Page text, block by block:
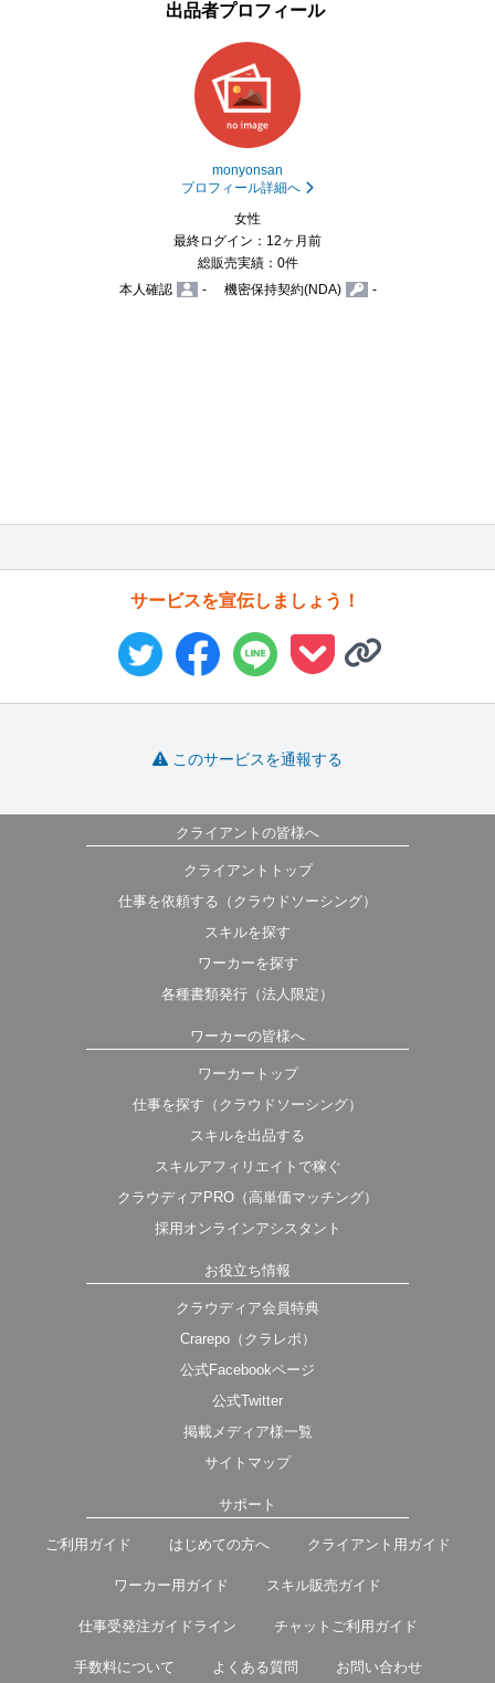
出品者プロフィール
monyonsan
プロフィール詳細へ
女性
最終ログイン：12ヶ月前
総販売実績：0件
本人確認
- 機密保持契約(NDA) -
サービスを宣伝しましょう！
このサービスを通報する
クライアントの皆様へ
クライアントトップ
仕事を依頼する（クラウドソーシング）
スキルを探す
ワーカーを探す
各種書類発行（法人限定）
ワーカーの皆様へ
ワーカートップ
仕事を探す（クラウドソーシング）
スキルを出品する
スキルアフィリエイトで稼ぐ
クラウディアPRO（高単価マッチング）
採用オンラインアシスタント
お役立ち情報
クラウディア会員特典
Crarepo（クラレポ）
公式Facebookページ
公式Twitter
掲載メディア様一覧
サイトマップ
サポート
ご利用ガイド はじめての方へ クライアント用ガイド
ワーカー用ガイド スキル販売ガイド
仕事受発注ガイドライン チャットご利用ガイド
手数料について よくある質問 お問い合わせ